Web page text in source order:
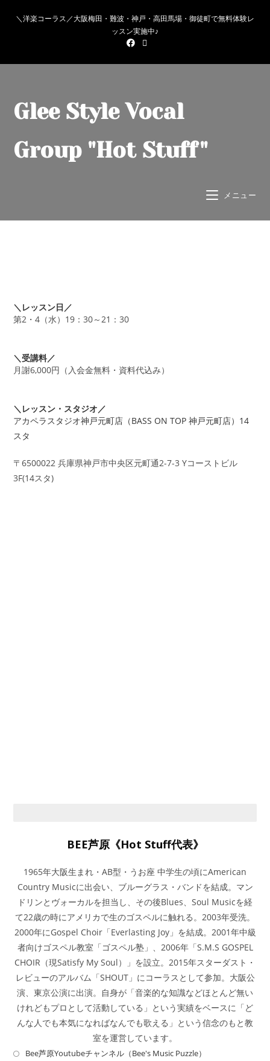
＼洋楽コーラス／大阪梅田・難波・神戸・高田馬場・御徒町で無料体験レ
ッスン実施中♪
Glee Style Vocal
Group "Hot Stuff"
メニュー
＼レッスン日／
第2・4（水）19：30～21：30
＼受講料／
月謝6,000円（入会金無料・資料代込み）
＼レッスン・スタジオ／
アカペラスタジオ神戸元町店（BASS ON TOP 神戸元町店）14
スタ
〒6500022 兵庫県神戸市中央区元町通2-7-3 Yコーストビル
3F(14スタ)
BEE芦原《Hot Stuff代表》
1965年大阪生まれ・AB型・うお座 中学生の頃にAmerican
Country Musicに出会い、ブルーグラス・バンドを結成。マン
ドリンとヴォーカルを担当し、その後Blues、Soul Musicを経
て22歳の時にアメリカで生のゴスペルに触れる。2003年受洗。
2000年にGospel Choir「Everlasting Joy」を結成。2001年中級
者向けゴスペル教室「ゴスペル塾」、2006年「S.M.S GOSPEL
CHOIR（現Satisfy My Soul）」を設立。2015年スターダスト・
レビューのアルバム「SHOUT」にコーラスとして参加。大阪公
演、東京公演に出演。自身が「音楽的な知識などほとんど無い
けれどもプロとして活動している」という実績をベースに「ど
んな人でも本気になればなんでも歌える」という信念のもと教
室を運営しています。
Bee芦原Youtubeチャンネル（Bee's Music Puzzle）